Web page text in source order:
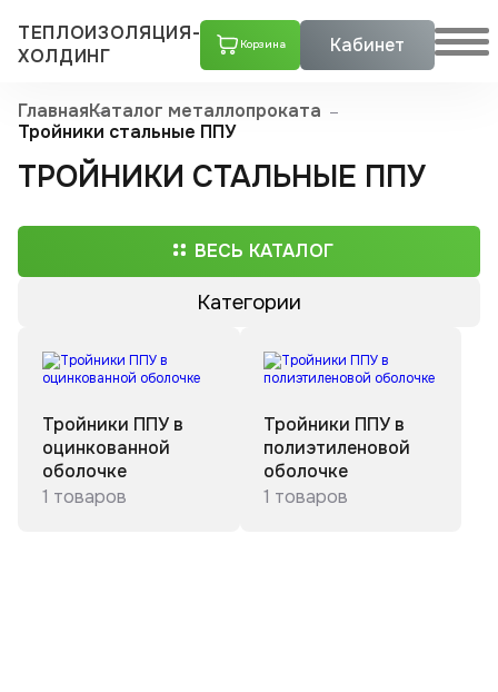
ТЕПЛОИЗОЛЯЦИЯ-
ХОЛДИНГ
Корзина Кабинет
ГлавнаяКаталог металлопроката
Тройники стальные ППУ
ТРОЙНИКИ СТАЛЬНЫЕ ППУ
ВЕСЬ КАТАЛОГ
Категории
Скорлупы ППУ
Тройники стальные с шаровым краном воздушника ППУ
Тройники стальные ППУ
Переходы ППУ
Тройники ППУ в
оцинкованной
оболочке
1 товаров
Тройники ППУ в
полиэтиленовой
оболочке
1 товаров